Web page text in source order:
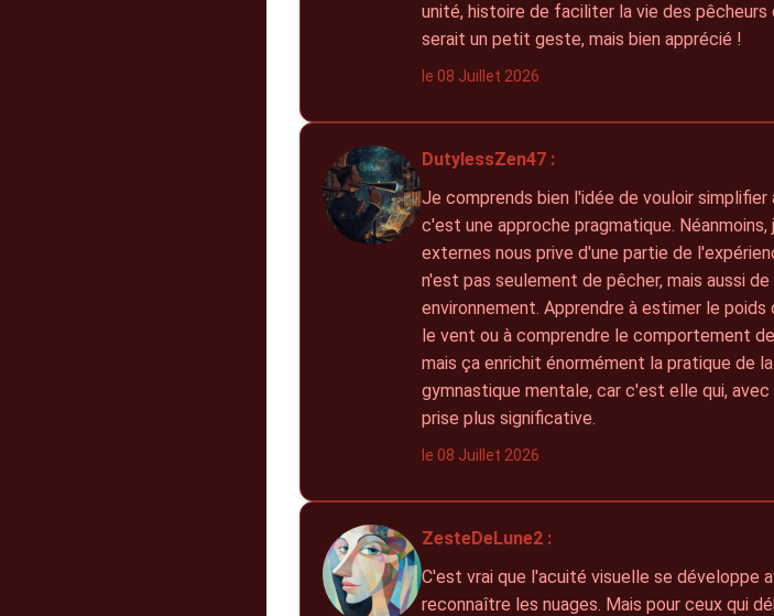
unité, histoire de faciliter la vie des
serait un petit geste, mais bien apprécié !
le 08 Juillet 2026
DutylessZen47 :
Je comprends bien l'idée de vouloir
c'est une approche pragmatique.
externes nous prive d'une partie de
n'est pas seulement de pêcher, mais aussi
environnement. Apprendre à estimer le
le vent ou à comprendre le comportement
mais ça enrichit énormément la pratique de
gymnastique mentale, car c'est elle qui,
prise plus significative.
le 08 Juillet 2026
ZesteDeLune2 :
C'est vrai que l'acuité visuelle se développe
reconnaître les nuages. Mais pour ceux qui